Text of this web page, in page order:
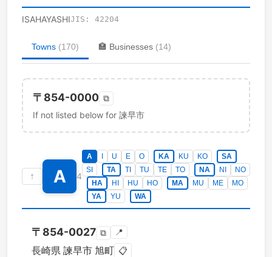
ISAHAYASHIJIS: 42204
Towns (170) 🏣 Businesses (14)
〒 854-0000 ⧉
If not listed below for 諫早市
↑ A 4
A U E O KA KU KO
SA
SI
TA TI TU TE TO NA NI
NO
HA
HI HU HO MA MU ME
MO
YA
YU WA
〒 854-0027 ⧉ 📍
長崎県 諫早市 旭町 📋